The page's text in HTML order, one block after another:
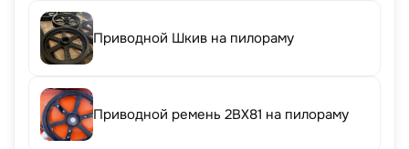
Приводной Шкив на пилораму
Приводной ремень 2BX81 на пилораму